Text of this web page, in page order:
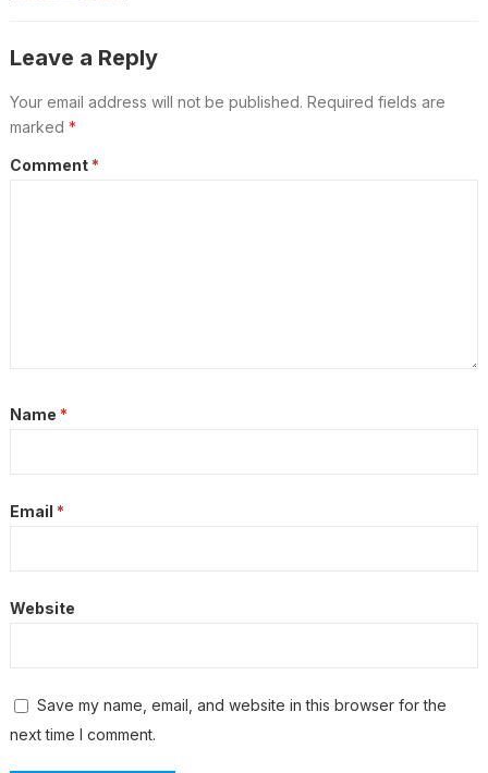
Leave a Reply
Your email address will not be published. Required fields are
marked *
Comment *
Name *
Email *
Website
Save my name, email, and website in this browser for the
next time I comment.